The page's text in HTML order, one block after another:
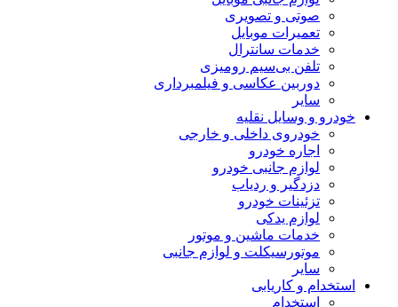
صوتی و تصویری
تعمیرات موبایل
خدمات سانترال
تلفن بی‌سیم رومیزی
دوربین عکاسی و فیلمبرداری
سایر
خودرو و وسایل نقلیه
خودروی داخلی و خارجی
اجاره خودرو
لوازم جانبی خودرو
دزدگیر و ردیاب
تزئینات خودرو
لوازم یدکی
خدمات ماشین و موتور
موتورسیکلت و لوازم جانبی
سایر
استخدام و کاریابی
استخدام